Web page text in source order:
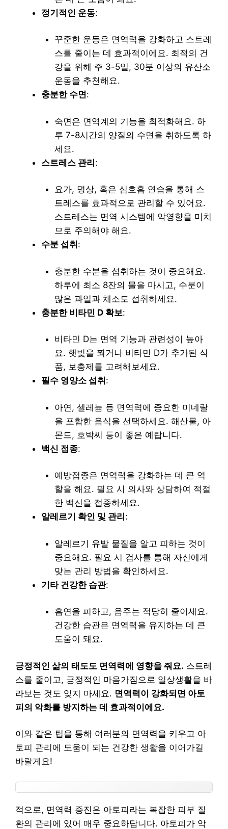
정기적인 운동:
꾸준한 운동은 면역력을 강화하고 스트레
스를 줄이는 데 효과적이에요. 최적의 건
강을 위해 주 3-5일, 30분 이상의 유산소
운동을 추천해요.
충분한 수면:
숙면은 면역계의 기능을 최적화해요. 하
루 7-8시간의 양질의 수면을 취하도록 하
세요.
스트레스 관리:
요가, 명상, 혹은 심호흡 연습을 통해 스
트레스를 효과적으로 관리할 수 있어요.
스트레스는 면역 시스템에 악영향을 미치
므로 주의해야 해요.
수분 섭취 :
충분한 수분을 섭취하는 것이 중요해요.
하루에 최소 8잔의 물을 마시고, 수분이
많은 과일과 채소도 섭취하세요.
충분한 비타민 D 확보:
비타민 D는 면역 기능과 관련성이 높아
요. 햇빛을 쬐거나 비타민 D가 추가된 식
품, 보충제를 고려해보세요.
필수 영양소 섭취 :
아연, 셀레늄 등 면역력에 중요한 미네랄
을 포함한 음식을 선택하세요. 해산물, 아
몬드, 호박씨 등이 좋은 예랍니다.
백신 접종:
예방접종은 면역력을 강화하는 데 큰 역
할을 해요. 필요 시 의사와 상담하여 적절
한 백신을 접종하세요.
알레르기 확인 및 관리 :
알레르기 유발 물질을 알고 피하는 것이
중요해요. 필요 시 검사를 통해 자신에게
맞는 관리 방법을 확인하세요.
기타 건강한 습관:
흡연을 피하고, 음주는 적당히 줄이세요.
건강한 습관은 면역력을 유지하는 데 큰
도움이 돼요.
긍정적인 삶의 태도도 면역력에 영향을 줘요. 스트레
스를 줄이고, 긍정적인 마음가짐으로 일상생활을 바
라보는 것도 잊지 마세요. 면역력이 강화되면 아토
피의 악화를 방지하는 데 효과적이에요.
이와 같은 팁을 통해 여러분의 면역력을 키우고 아
토피 관리에 도움이 되는 건강한 생활을 이어가길
바랄게요!
적으로, 면역력 증진은 아토피라는 복잡한 피부 질
환의 관리에 있어 매우 중요하답니다. 아토피가 악